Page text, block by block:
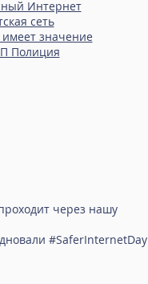
Интернет
сеть
значение
Полиция
через нашу
#SaferInternetDay